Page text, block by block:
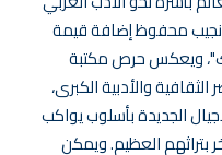
نجيب محفوظ إضافة قيمة
ويعكس حرص مكتبة
والأدبية الكبرى،
الجديدة بأسلوب يواكب
بتراثهم العظيم. ويمكن